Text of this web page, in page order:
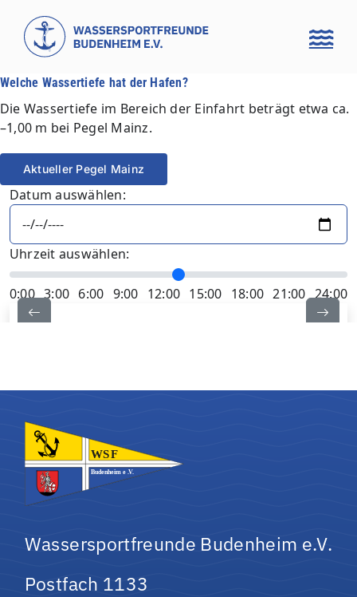
Inhalt
springen
Welche Wassertiefe hat der Hafen?
Die Wassertiefe im Bereich der Einfahrt beträgt etwa ca.
–1,00 m bei Pegel Mainz.
Aktueller Pegel Mainz
Datum auswählen:
Uhrzeit auswählen:
0:00 3:00 6:00 9:00 12:00 15:00 18:00 21:00 24:00
Wassersportfreunde Budenheim e.V.
Postfach 1133